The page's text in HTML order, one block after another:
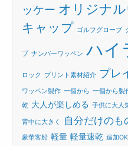
ッケー オリジナ
キャップ ゴルフグローブ
ブ ナンバーワッペン ハイ
ロック プリント素材紹介 プレ
ワッペン製作 一個から 一個から製
乾 大人が楽しめる 子供に大人
背中に大きく 自分だけのも
豪華客船 軽量 軽量速乾 追加OK